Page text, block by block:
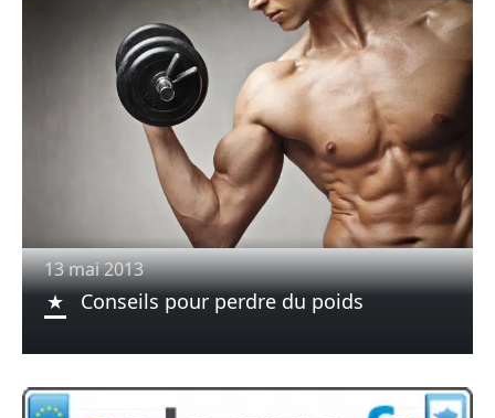
13 mai 2013
Conseils pour perdre du poids